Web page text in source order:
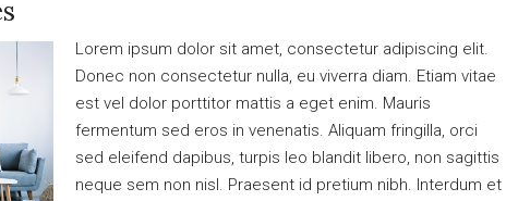
Lorem ipsum dolor sit amet, consectetur adipiscing elit.
Donec non consectetur nulla, eu viverra diam. Etiam vitae
est vel dolor porttitor mattis a eget enim. Mauris
fermentum sed eros in venenatis. Aliquam fringilla, orci
sed eleifend dapibus, turpis leo blandit libero, non sagittis
neque sem non nisl. Praesent id pretium nibh. Interdum et